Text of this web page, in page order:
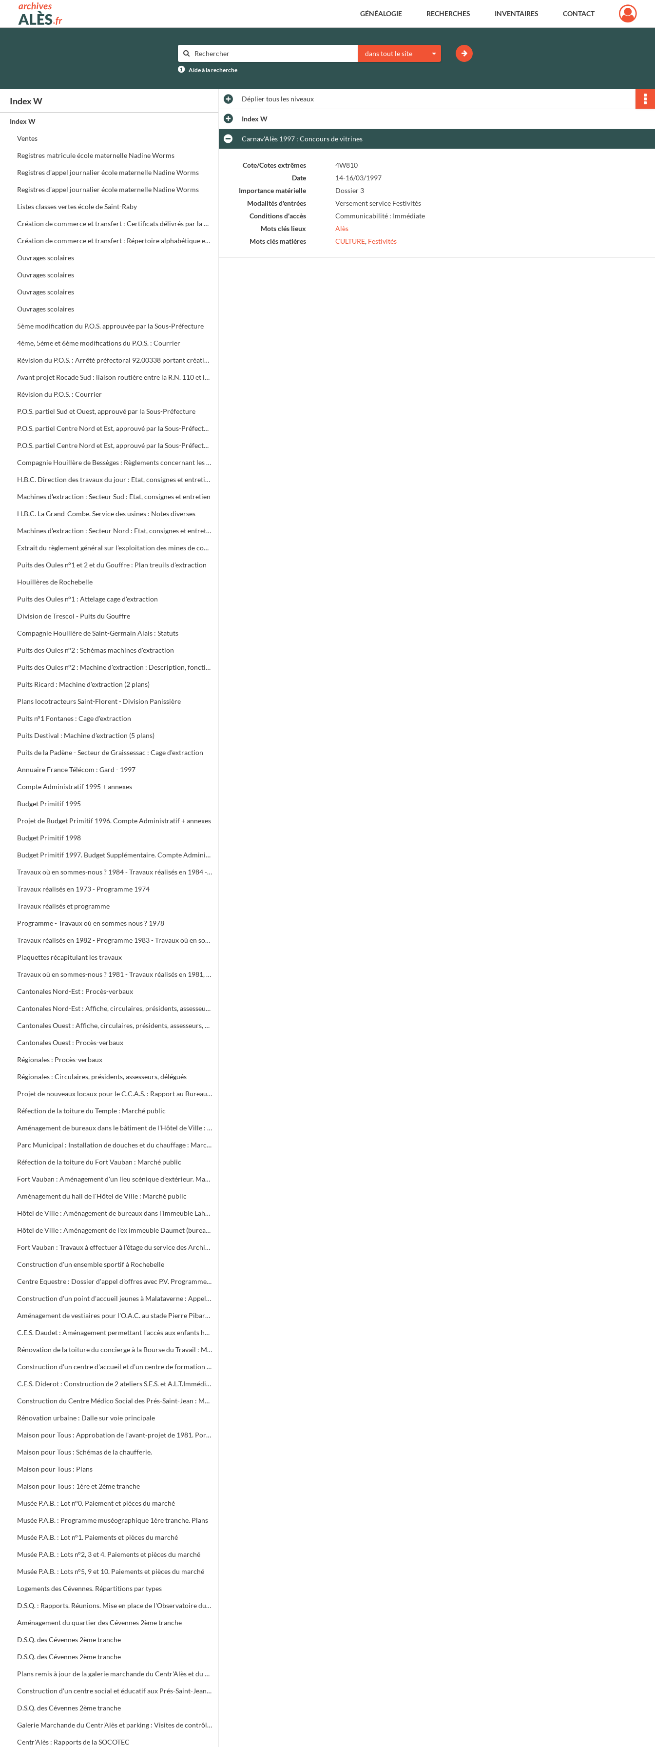
Archives municipales d'Alès GÉNÉALOGIE RECHERCHES INVENTAIRES CONTACT
dans tout le site
Aide à la recherche
Index W
Index W
Ventes
Registres matricule école maternelle Nadine Worms
Registres d'appel journalier école maternelle Nadine Worms
Registres d'appel journalier école maternelle Nadine Worms
Listes classes vertes école de Saint-Raby
Création de commerce et transfert : Certificats délivrés par la mairie
Création de commerce et transfert : Répertoire alphabétique et chronologique
Ouvrages scolaires
Ouvrages scolaires
Ouvrages scolaires
Ouvrages scolaires
5ème modification du P.O.S. approuvée par la Sous-Préfecture
4ème, 5ème et 6ème modifications du P.O.S. : Courrier
Révision du P.O.S. : Arrêté préfectoral 92.00338 portant création d'utilité publique projet à 2x2 voies R.N.106 entre Alès et Boucoiran
Avant projet Rocade Sud : liaison routière entre la R.N. 110 et la R.N. 106
Révision du P.O.S. : Courrier
P.O.S. partiel Sud et Ouest, approuvé par la Sous-Préfecture
P.O.S. partiel Centre Nord et Est, approuvé par la Sous-Préfecture
P.O.S. partiel Centre Nord et Est, approuvé par la Sous-Préfecture
Compagnie Houillère de Bessèges : Règlements concernant les ouvriers
H.B.C. Direction des travaux du jour : Etat, consignes et entretien des machines d'extraction
Machines d'extraction : Secteur Sud : Etat, consignes et entretien
H.B.C. La Grand-Combe. Service des usines : Notes diverses
Machines d'extraction : Secteur Nord : Etat, consignes et entretien
Extrait du règlement général sur l'exploitation des mines de combustibles : décret du 13 août 1911 modifié en mai 1931
Puits des Oules n°1 et 2 et du Gouffre : Plan treuils d'extraction
Houillères de Rochebelle
Puits des Oules n°1 : Attelage cage d'extraction
Division de Trescol - Puits du Gouffre
Compagnie Houillère de Saint-Germain Alais : Statuts
Puits des Oules n°2 : Schémas machines d'extraction
Puits des Oules n°2 : Machine d'extraction : Description, fonctionnement, conduite et entretien : 3 documents
Puits Ricard : Machine d'extraction (2 plans)
Plans locotracteurs Saint-Florent - Division Panissière
Puits n°1 Fontanes : Cage d'extraction
Puits Destival : Machine d'extraction (5 plans)
Puits de la Padène - Secteur de Graissessac : Cage d'extraction
Annuaire France Télécom : Gard - 1997
Compte Administratif 1995 + annexes
Budget Primitif 1995
Projet de Budget Primitif 1996. Compte Administratif + annexes
Budget Primitif 1998
Budget Primitif 1997. Budget Supplémentaire. Compte Administratif + annexes
Travaux où en sommes-nous ? 1984 - Travaux réalisés en 1984 - Programme 1985 - Travaux 1987
Travaux réalisés en 1973 - Programme 1974
Travaux réalisés et programme
Programme - Travaux où en sommes nous ? 1978
Travaux réalisés en 1982 - Programme 1983 - Travaux où en sommes-nous ? 1983 - Travaux réalisés en 1983 - Programme 1984
Plaquettes récapitulant les travaux
Travaux où en sommes-nous ? 1981 - Travaux réalisés en 1981, programme 1982 - Travaux où en sommes-nous ? 1982
Cantonales Nord-Est : Procès-verbaux
Cantonales Nord-Est : Affiche, circulaires, présidents, assesseurs, délégués
Cantonales Ouest : Affiche, circulaires, présidents, assesseurs, délégués
Cantonales Ouest : Procès-verbaux
Régionales : Procès-verbaux
Régionales : Circulaires, présidents, assesseurs, délégués
Projet de nouveaux locaux pour le C.C.A.S. : Rapport au Bureau Municipal
Réfection de la toiture du Temple : Marché public
Aménagement de bureaux dans le bâtiment de l'Hôtel de Ville : Marché public
Parc Municipal : Installation de douches et du chauffage : Marché public
Réfection de la toiture du Fort Vauban : Marché public
Fort Vauban : Aménagement d'un lieu scénique d'extérieur. Marché public
Aménagement du hall de l'Hôtel de Ville : Marché public
Hôtel de Ville : Aménagement de bureaux dans l'immeuble Lahondès (3 tranches) : Marché public
Hôtel de Ville : Aménagement de l'ex immeuble Daumet (bureaux du 2ème étage Informatique, cave escalier) : Marché public
Fort Vauban : Travaux à effectuer à l'étage du service des Archives. Liste du mobilier à acheter. Installation du Fonds Ancien de la Bibliothèque
Construction d'un ensemble sportif à Rochebelle
Centre Equestre : Dossier d'appel d'offres avec P.V. Programme du concours. Réunions de chantier
Construction d'un point d'accueil jeunes à Malataverne : Appel d'offres
Aménagement de vestiaires pour l'O.A.C. au stade Pierre Pibarot : Estimatif
C.E.S. Daudet : Aménagement permettant l'accès aux enfants handicapés. Projet et marché public
Rénovation de la toiture du concierge à la Bourse du Travail : Marché public
Construction d'un centre d'accueil et d'un centre de formation pour l'O.A.C. Programme
C.E.S. Diderot : Construction de 2 ateliers S.E.S. et A.L.T.Immédiate. Marché public
Construction du Centre Médico Social des Prés-Saint-Jean : Marché public
Rénovation urbaine : Dalle sur voie principale
Maison pour Tous : Approbation de l'avant-projet de 1981. Portrait de Louis Aragon " un éternel printemps ". Calque de l'aménagement intérieur
Maison pour Tous : Schémas de la chaufferie.
Maison pour Tous : Plans
Maison pour Tous : 1ère et 2ème tranche
Musée P.A.B. : Lot n°0. Paiement et pièces du marché
Musée P.A.B. : Programme muséographique 1ère tranche. Plans
Musée P.A.B. : Lot n°1. Paiements et pièces du marché
Musée P.A.B. : Lots n°2, 3 et 4. Paiements et pièces du marché
Musée P.A.B. : Lots n°5, 9 et 10. Paiements et pièces du marché
Logements des Cévennes. Répartitions par types
D.S.Q. : Rapports. Réunions. Mise en place de l'Observatoire du logement du plan local de l'habitat
Aménagement du quartier des Cévennes 2ème tranche
D.S.Q. des Cévennes 2ème tranche
D.S.Q. des Cévennes 2ème tranche
Plans remis à jour de la galerie marchande du Centr'Alès et du parking
Construction d'un centre social et éducatif aux Prés-Saint-Jean Maison du Moulinet : Marché public (2ème tranche)
D.S.Q. des Cévennes 2ème tranche
Galerie Marchande du Centr'Alès et parking : Visites de contrôle de la commission de sécurité
Centr'Alès : Rapports de la SOCOTEC
Dépliertous les niveaux
Index W
Carnav'Alès 1997 : Concours de vitrines
Cote/Cotes extrêmes
4W810
Date
14-16/03/1997
Importance matérielle
Dossier 3
Modalités d'entrées
Versement service Festivités
Conditions d'accès
Communicabilité : Immédiate
Mots clés lieux
Alès
Mots clés matières
CULTURE, Festivités